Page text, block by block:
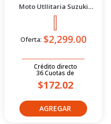
Moto UtIIitaria Suzuki
Gd115 Evolution Rojo 2026
Oferta: $2,299.00
Crédito directo
36Cuotas de
$172.02